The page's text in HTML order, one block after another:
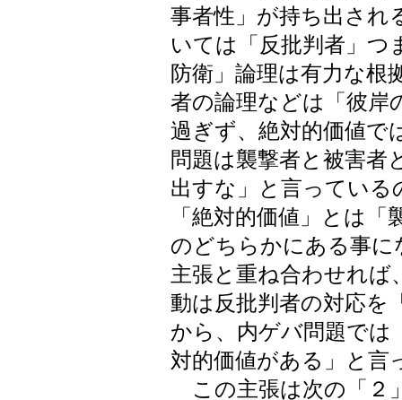
事者性」が持ち出され
いては「反批判者」つ
防衛」論理は有力な根
者の論理などは「彼岸
過ぎず、絶対的価値で
問題は襲撃者と被害者
出すな」と言ってい
「絶対的価値」とは
のどちらかにある事に
主張と重ね合わせれば
動は反批判者の対応を
から、内ゲバ問題では
対的価値がある」と
この主張は次の「２